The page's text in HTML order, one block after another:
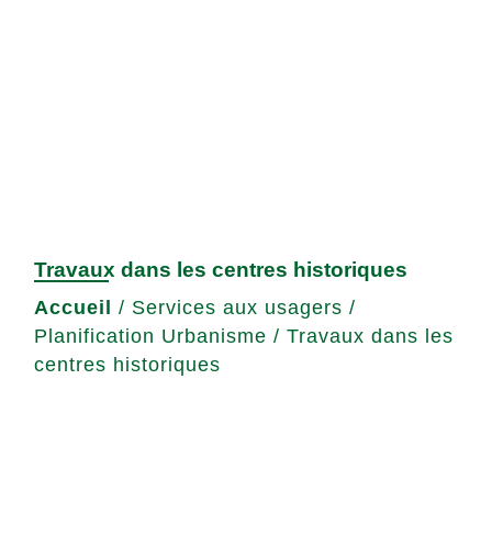
Travaux dans les centres historiques
Accueil / Services aux usagers /
Planification Urbanisme / Travaux dans les
centres historiques